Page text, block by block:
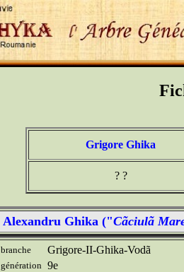
Grigore Ghika
? ?
Alexandru Ghika ("Cãciulã
branche Grigore-II-Ghika-Vodã
génération 9e